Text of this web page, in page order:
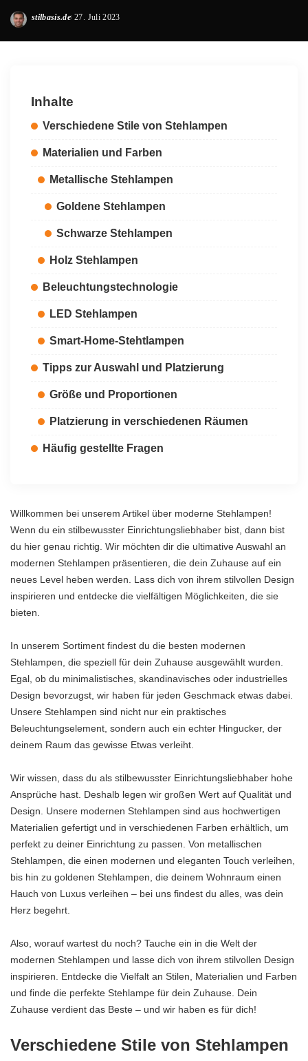
Posted
stilbasis.de 27. Juli 2023
Inhalte
Verschiedene Stile von Stehlampen
Materialien und Farben
Metallische Stehlampen
Goldene Stehlampen
Schwarze Stehlampen
Holz Stehlampen
Beleuchtungstechnologie
LED Stehlampen
Smart-Home-Stehtlampen
Tipps zur Auswahl und Platzierung
Größe und Proportionen
Platzierung in verschiedenen Räumen
Häufig gestellte Fragen
Willkommen bei unserem Artikel über moderne Stehlampen!
Wenn du ein stilbewusster Einrichtungsliebhaber bist, dann bist
du hier genau richtig. Wir möchten dir die ultimative Auswahl an
modernen Stehlampen präsentieren, die dein Zuhause auf ein
neues Level heben werden. Lass dich von ihrem stilvollen Design
inspirieren und entdecke die vielfältigen Möglichkeiten, die sie
bieten.
In unserem Sortiment findest du die besten modernen
Stehlampen, die speziell für dein Zuhause ausgewählt wurden.
Egal, ob du minimalistisches, skandinavisches oder industrielles
Design bevorzugst, wir haben für jeden Geschmack etwas dabei.
Unsere Stehlampen sind nicht nur ein praktisches
Beleuchtungselement, sondern auch ein echter Hingucker, der
deinem Raum das gewisse Etwas verleiht.
Wir wissen, dass du als stilbewusster Einrichtungsliebhaber hohe
Ansprüche hast. Deshalb legen wir großen Wert auf Qualität und
Design. Unsere modernen Stehlampen sind aus hochwertigen
Materialien gefertigt und in verschiedenen Farben erhältlich, um
perfekt zu deiner Einrichtung zu passen. Von metallischen
Stehlampen, die einen modernen und eleganten Touch verleihen,
bis hin zu goldenen Stehlampen, die deinem Wohnraum einen
Hauch von Luxus verleihen – bei uns findest du alles, was dein
Herz begehrt.
Also, worauf wartest du noch? Tauche ein in die Welt der
modernen Stehlampen und lasse dich von ihrem stilvollen Design
inspirieren. Entdecke die Vielfalt an Stilen, Materialien und Farben
und finde die perfekte Stehlampe für dein Zuhause. Dein
Zuhause verdient das Beste – und wir haben es für dich!
Verschiedene Stile von Stehlampen